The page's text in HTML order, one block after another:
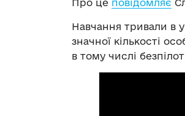
Про це повідомляє
Навчання тривали в
значної кількості
в тому числі